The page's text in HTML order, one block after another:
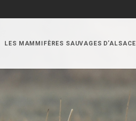
LES MAMMIFÈRES SAUVAGES D’ALSACE